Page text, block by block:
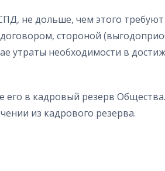
не дольше, чем этого
стороной
необходимости в
его в кадровый резерв
из кадрового резерва.